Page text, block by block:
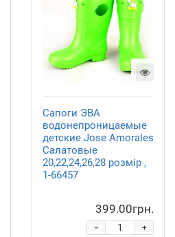
Сапоги ЭВА
водонепроницаемые
детские Jose Amorales
Салатовые
20,22,24,26,28 розмір ,
1-66457
399.00грн.
+
-